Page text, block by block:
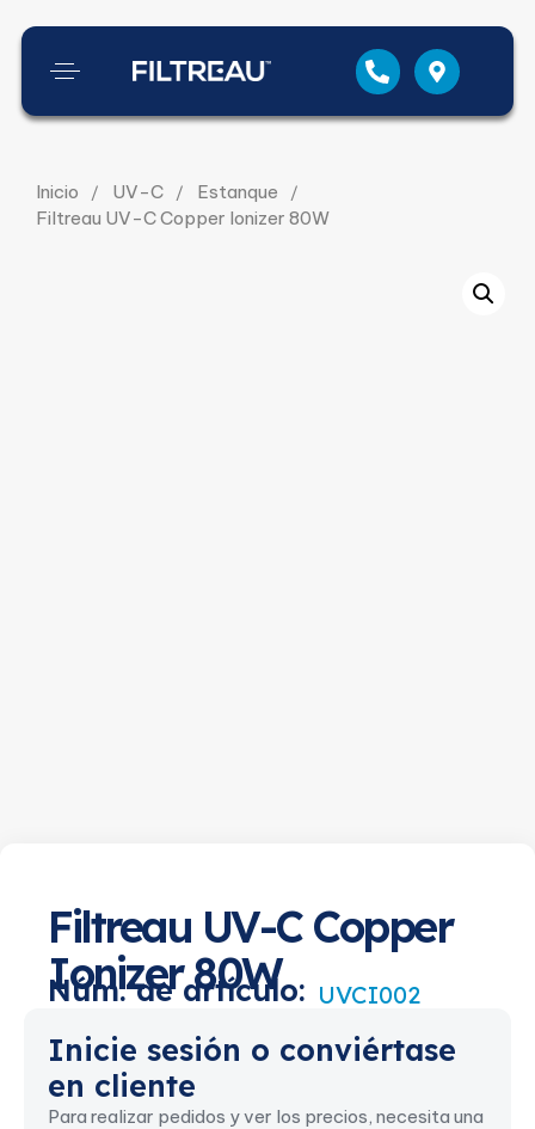
Inicio UV-C
Estanque
Filtreau UV-C Copper Ionizer 80W
Filtreau UV-C Copper
Ionizer 80W
Núm. de artículo: UVCI002
Inicie sesión o conviértase
en cliente
Para realizar pedidos y ver los precios, necesita una